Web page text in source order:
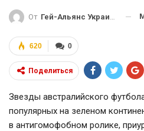
От Гей-Альянс Украина
0
620
Поделиться
Звезды австралийского
популярных на зеленом
в антигомофобном ролике,